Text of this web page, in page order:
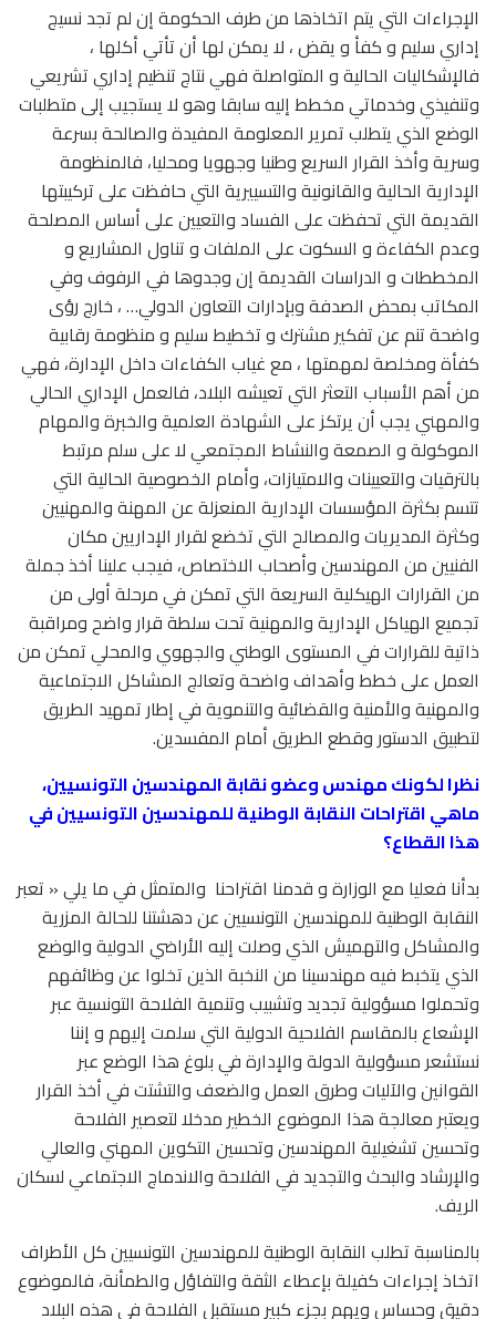
الإجراءات التي يتم اتخاذها من طرف الحكومة إن لم تجد نسيج
إداري سليم و كفأ و يقض ، لا يمكن لها أن تأتي أكلها ،
فالإشكاليات الحالية و المتواصلة فهي نتاج تنظيم إداري تشريعي
وتنفيذي وخدماتي مخطط إليه سابقا وهو لا يستجيب إلى متطلبات
الوضع الذي يتطلب تمرير المعلومة المفيدة والصالحة بسرعة
وسرية وأخذ القرار السريع وطنيا وجهويا ومحليا، فالمنظومة
الإدارية الحالية والقانونية والتسييرية التي حافظت على تركيبتها
القديمة التي تحفظت على الفساد والتعيين على أساس المصلحة
وعدم الكفاءة و السكوت على الملفات و تناول المشاريع و
المخططات و الدراسات القديمة إن وجدوها في الرفوف وفي
المكاتب بمحض الصدفة وبإدارات التعاون الدولي… ، خارج رؤى
واضحة تنم عن تفكير مشترك و تخطيط سليم و منظومة رقابية
كفأة ومخلصة لمهمتها ، مع غياب الكفاءات داخل الإدارة، فهي
من أهم الأسباب التعثر التي تعيشه البلاد، فالعمل الإداري الحالي
والمهني يجب أن يرتكز على الشهادة العلمية والخبرة والمهام
الموكولة و الصمعة والنشاط المجتمعي لا على سلم مرتبط
بالترقيات والتعيينات والامتيازات، وأمام الخصوصية الحالية التي
تتسم بكثرة المؤسسات الإدارية المنعزلة عن المهنة والمهنيين
وكثرة المديريات والمصالح التي تخضع لقرار الإداريين مكان
الفنيين من المهندسين وأصحاب الاختصاص، فيجب علينا أخذ جملة
من القرارات الهيكلية السريعة التي تمكن في مرحلة أولى من
تجميع الهياكل الإدارية والمهنية تحت سلطة قرار واضح ومراقبة
ذاتية للقرارات في المستوى الوطني والجهوي والمحلي تمكن من
العمل على خطط وأهداف واضحة وتعالج المشاكل الاجتماعية
والمهنية والأمنية والقضائية والتنموية في إطار تمهيد الطريق
لتطبيق الدستور وقطع الطريق أمام المفسدين.
نظرا لكونك مهندس وعضو نقابة المهندسين التونسيين،
ماهي اقتراحات النقابة الوطنية للمهندسين التونسيين في
هذا القطاع؟
بدأنا فعليا مع الوزارة و قدمنا اقتراحنا والمتمثل في ما يلي « تعبر
النقابة الوطنية للمهندسين التونسيين عن دهشتنا للحالة المزرية
والمشاكل والتهميش الذي وصلت إليه الأراضي الدولية والوضع
الذي يتخبط فيه مهندسينا من النخبة الذين تخلوا عن وظائفهم
وتحملوا مسؤولية تجديد وتشبيب وتنمية الفلاحة التونسية عبر
الإشعاع بالمقاسم الفلاحية الدولية التي سلمت إليهم و إننا
نستشعر مسؤولية الدولة والإدارة في بلوغ هذا الوضع عبر
القوانين والآليات وطرق العمل والضعف والتشتت في أخذ القرار
ويعتبر معالجة هذا الموضوع الخطير مدخلا لتعصير الفلاحة
وتحسين تشغيلية المهندسين وتحسين التكوين المهني والعالي
والإرشاد والبحث والتجديد في الفلاحة والاندماج الاجتماعي لسكان
الريف.
بالمناسبة تطلب النقابة الوطنية للمهندسين التونسيين كل الأطراف
اتخاذ إجراءات كفيلة بإعطاء الثقة والتفاؤل والطمأنة، فالموضوع
دقيق وحساس ويهم بجزء كبير مستقبل الفلاحة في هذه البلاد